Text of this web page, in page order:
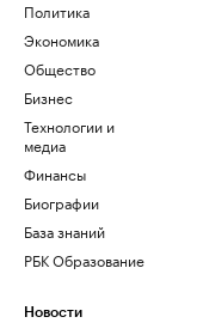
Политика
Экономика
Общество
Бизнес
Технологии и
медиа
Финансы
Биографии
База знаний
РБК Образование
Новости